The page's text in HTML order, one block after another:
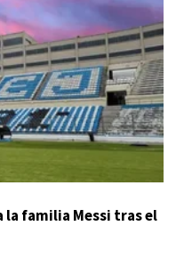
la familia Messi tras el